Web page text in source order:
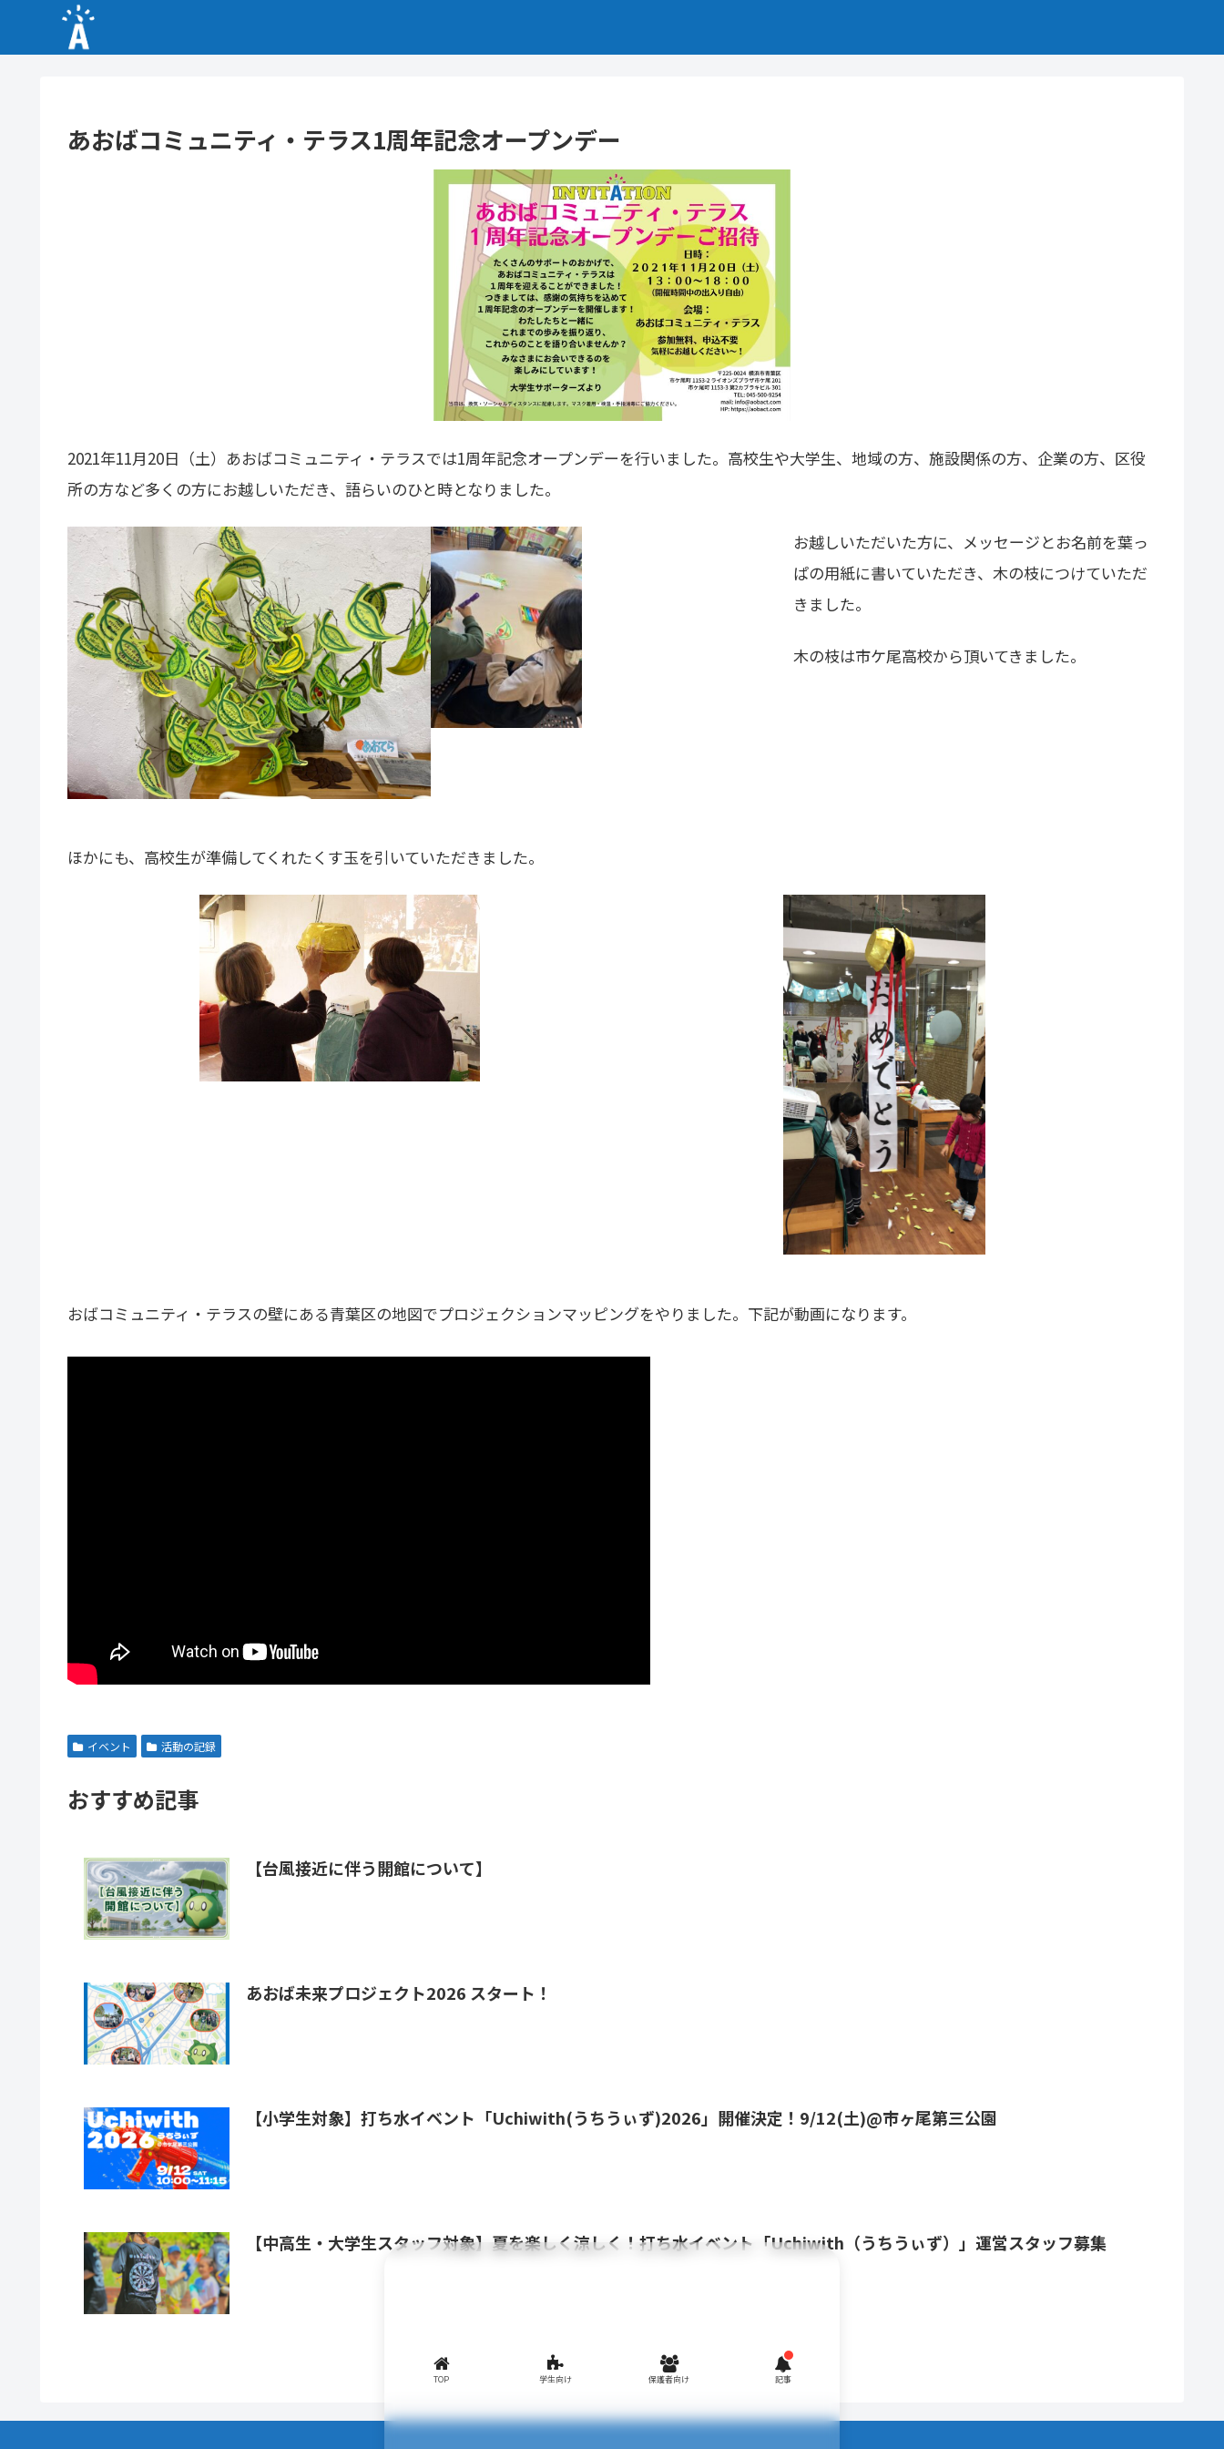
あおばコミュニティ・テラス1周年記念オープンデー
2021年11月20日（土）あおばコミュニティ・テラスでは1周年記念オープンデーを行いました。高校生や大学生、地域の方、施設関係の方、企業の方、区役
所の方など多くの方にお越しいただき、語らいのひと時となりました。
お越しいただいた方に、メッセージとお名前を葉っ
ぱの用紙に書いていただき、木の枝につけていただ
きました。
木の枝は市ケ尾高校から頂いてきました。
ほかにも、高校生が準備してくれたくす玉を引いていただきました。
おばコミュニティ・テラスの壁にある青葉区の地図でプロジェクションマッピングをやりました。下記が動画になります。
イベント 活動の記録
おすすめ記事
【台風接近に伴う開館について】
あおば未来プロジェクト2026 スタート！
【小学生対象】打ち水イベント「Uchiwith(うちうぃず)2026」開催決定！9/12(土)@市ヶ尾第三公園
【中高生・大学生スタッフ対象】夏を楽しく涼しく！打ち水イベント「Uchiwith（うちうぃず）」運営スタッフ募集
TOP 学生向け 保護者向け 記事